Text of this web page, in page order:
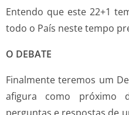
Entendo que este 22+1
todo o País neste tempo
O DEBATE
Finalmente teremos um
afigura como próximo